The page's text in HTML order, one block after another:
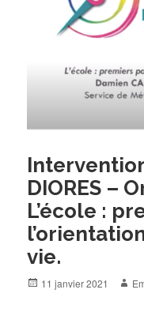
DIORES –
L’école :
vie.
Posted
11 janvier 2021